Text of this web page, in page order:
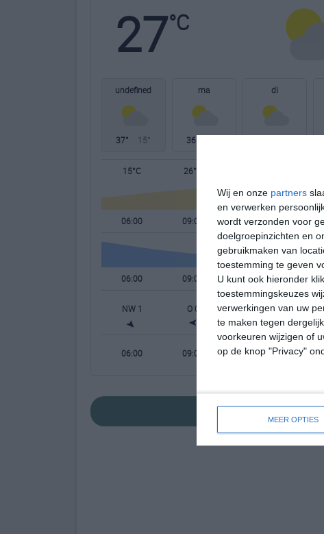
Wij en onze partners
en verwerken
wordt verzonden voor
doelgroepinzichten en
gebruikmaken van
toestemming te geven
U kunt ook hieronder
toestemmingskeuzes
verwerkingen van uw
te maken tegen
voorkeuren wijzigen of
op de knop "Privacy"
MEER OPTIES
27°C
undefined
37° 15°
ma
36°
di
15°C 26°C
06:00 09:00 12:00
06:00 09:00 12:00 15:00
NW 1 O 0 ZW 2 WZW
06:00 09:00 12:00
bekijk de uitgebreide